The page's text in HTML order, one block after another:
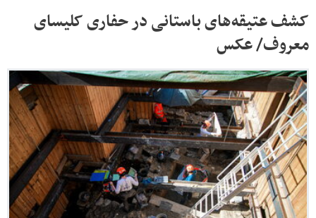
کشف عتیقه‌های باستانی در حفاری کلیسای
معروف/ عکس